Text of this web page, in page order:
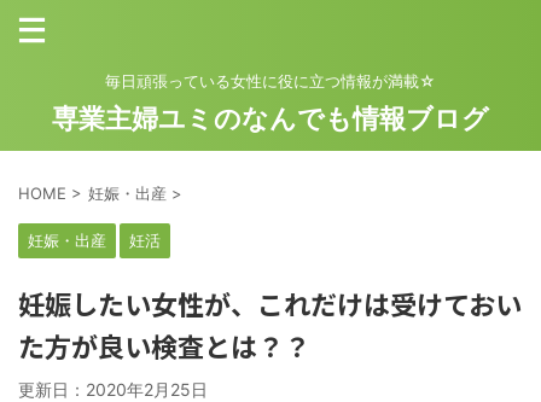
毎日頑張っている女性に役に立つ情報が満載☆
専業主婦ユミのなんでも情報ブログ
HOME > 妊娠・出産 >
妊娠・出産 妊活
妊娠したい女性が、これだけは受けておい
た方が良い検査とは？？
更新日： 2020年2月25日